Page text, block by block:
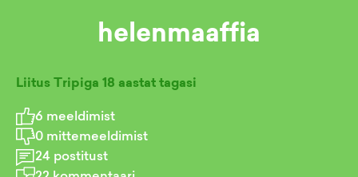
helenmaaffia
Liitus Tripiga 18 aastat tagasi
6 meeldimist
0 mittemeeldimist
24 postitust